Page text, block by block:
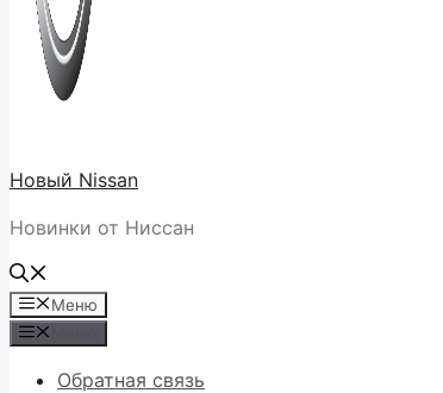
Новый Nissan
Новинки от Ниссан
Меню
Обратная связь